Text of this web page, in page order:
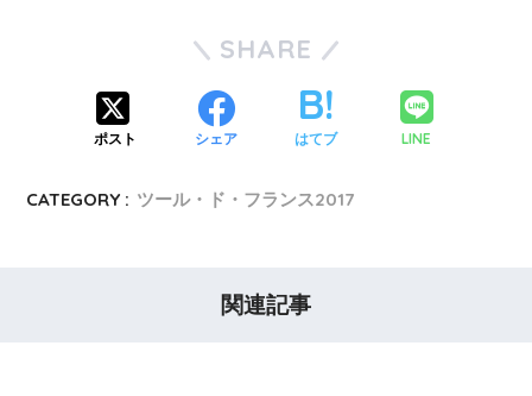
SHARE
ポスト シェア はてブ LINE
CATEGORY : ツール・ド・フランス2017
関連記事